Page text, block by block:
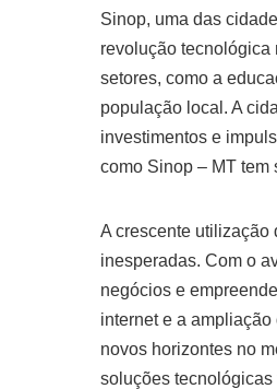
Sinop, uma das
revolução tecnológica
setores, como a
população local. A
investimentos e
como Sinop – MT tem
A crescente utilização
inesperadas. Com o
negócios e
internet e a
novos horizontes no
soluções